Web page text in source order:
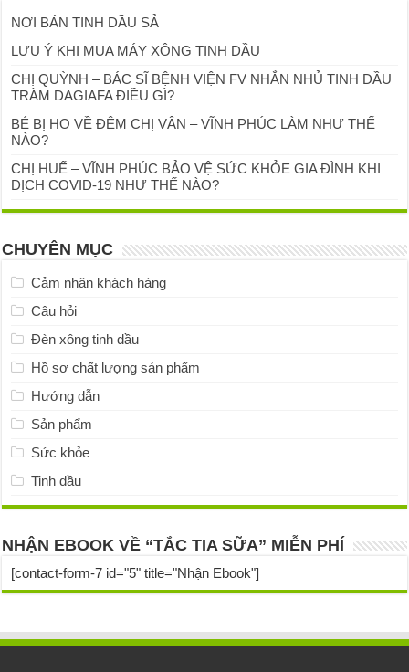
NƠI BÁN TINH DẦU SẢ
LƯU Ý KHI MUA MÁY XÔNG TINH DẦU
CHỊ QUỲNH – BÁC SĨ BỆNH VIỆN FV NHẮN NHỦ TINH DẦU
TRÀM DAGIAFA ĐIỀU GÌ?
BÉ BỊ HO VỀ ĐÊM CHỊ VÂN – VĨNH PHÚC LÀM NHƯ THẾ
NÀO?
CHỊ HUẾ – VĨNH PHÚC BẢO VỆ SỨC KHỎE GIA ĐÌNH KHI
DỊCH COVID-19 NHƯ THẾ NÀO?
CHUYÊN MỤC
Cảm nhận khách hàng
Câu hỏi
Đèn xông tinh dầu
Hồ sơ chất lượng sản phẩm
Hướng dẫn
Sản phẩm
Sức khỏe
Tinh dầu
NHẬN EBOOK VỀ “TẮC TIA SỮA” MIỄN PHÍ
[contact-form-7 id="5" title="Nhận Ebook"]